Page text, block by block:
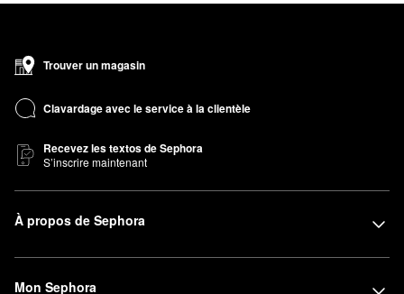
Trouver un magasin
Clavardage avec le service à la clientèle
Recevez les textos de Sephora
S’inscrire maintenant
À propos de Sephora
Mon Sephora